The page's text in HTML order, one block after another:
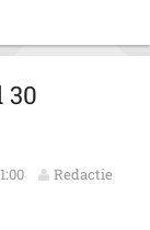
30
Redactie